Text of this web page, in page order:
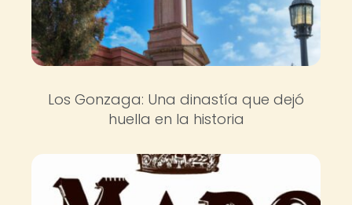
Los Gonzaga: Una dinastía que dejó
huella en la historia